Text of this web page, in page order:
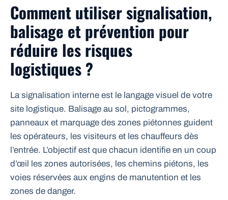
Comment utiliser signalisation,
balisage et prévention pour
réduire les risques
logistiques ?
La signalisation interne est le langage visuel de votre
site logistique. Balisage au sol, pictogrammes,
panneaux et marquage des zones piétonnes guident
les opérateurs, les visiteurs et les chauffeurs dès
l’entrée. L’objectif est que chacun identifie en un coup
d’œil les zones autorisées, les chemins piétons, les
voies réservées aux engins de manutention et les
zones de danger.